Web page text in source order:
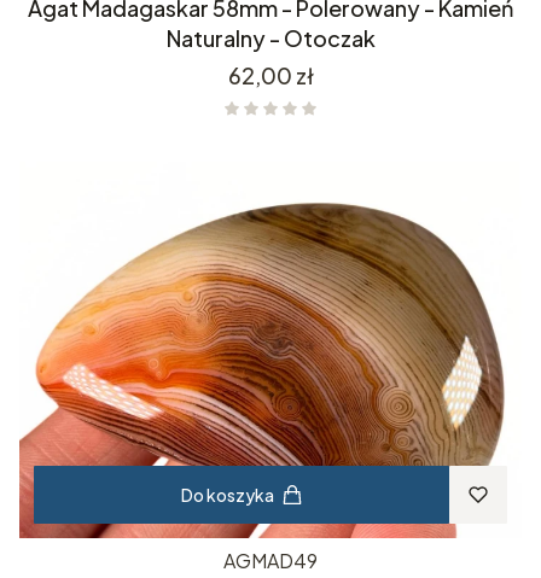
Agat Madagaskar 58mm - Polerowany - Kamień
Naturalny - Otoczak
Cena
62,00 zł
Do koszyka
AGMAD49